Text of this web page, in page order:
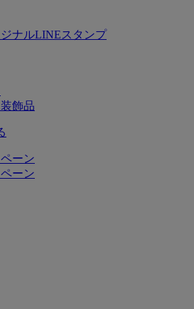
ナルLINEスタンプ
飾品
ーン
ーン